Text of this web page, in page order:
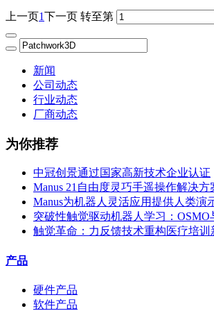
上一页1下一页 转至第
新闻
公司动态
行业动态
厂商动态
为你推荐
中冠创景通过国家高新技术企业认证
Manus 21自由度灵巧手遥操作解决方
Manus为机器人灵活应用提供人类演
突破性触觉驱动机器人学习：
触觉革命：力反馈技术重构医疗培训
产品
硬件产品
软件产品